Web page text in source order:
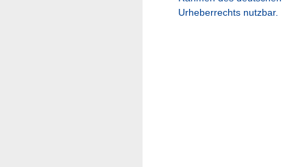
Urheberrechts nutzbar.